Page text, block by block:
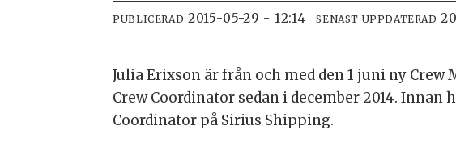
PUBLICERAD 2015-05-29 - 12:14 SENAST UPPDATERAD
Julia Erixson är från och med den 1 juni ny Crew
Crew Coordinator sedan i december 2014.
Coordinator på Sirius Shipping.